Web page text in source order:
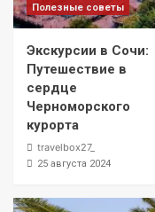
Полезные советы
Экскурсии в Сочи:
Путешествие в
сердце
Черноморского
курорта
travelbox27_
25 августа 2024